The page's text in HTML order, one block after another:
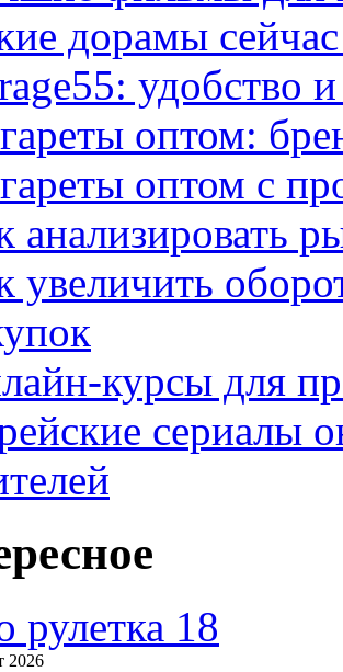
дорамы
удобство
оптом:
оптом с
анализировать
увеличить
курсы для
сериалы
рулетка 18
2026